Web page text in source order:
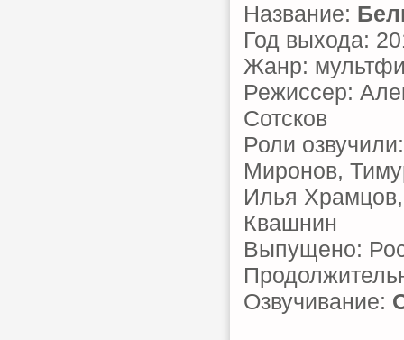
Название:
Год выхода:
Жанр:
Режиссер:
Сотсков
Роли
Миронов,
Илья
Квашнин
Выпущено:
Озвучивание: